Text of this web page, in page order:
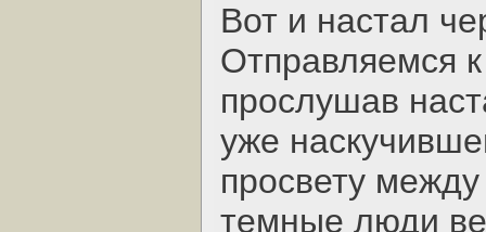
Вот и настал
Отправляемся
прослушав
уже
просвету
темные люди